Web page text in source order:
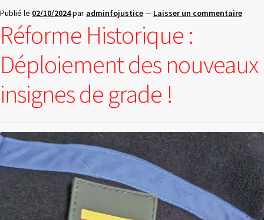
Publié le 02/10/2024par adminfojustice— Laisser un commentaire
Réforme Historique :
Déploiement des nouveaux
insignes de grade !